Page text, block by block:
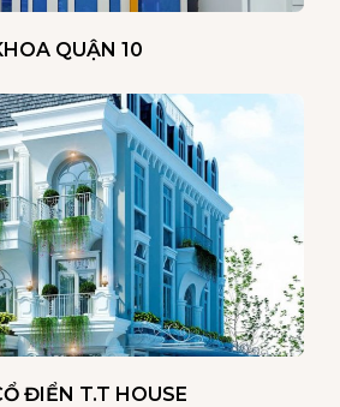
QUẬN 10
ĐIỂN T.T HOUSE